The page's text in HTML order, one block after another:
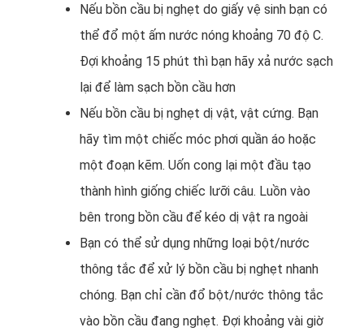
Nếu bồn cầu bị nghẹt do giấy vệ sinh bạn có
thể đổ một ấm nước nóng khoảng 70 độ C.
Đợi khoảng 15 phút thì bạn hãy xả nước sạch
lại để làm sạch bồn cầu hơn
Nếu bồn cầu bị nghẹt dị vật, vật cứng. Bạn
hãy tìm một chiếc móc phơi quần áo hoặc
một đoạn kẽm. Uốn cong lại một đầu tạo
thành hình giống chiếc lưỡi câu. Luồn vào
bên trong bồn cầu để kéo dị vật ra ngoài
Bạn có thể sử dụng những loại bột/nước
thông tắc để xử lý bồn cầu bị nghẹt nhanh
chóng. Bạn chỉ cần đổ bột/nước thông tắc
vào bồn cầu đang nghẹt. Đợi khoảng vài giờ